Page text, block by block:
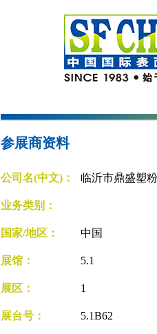
参展商资料
公司名(中文)： 临沂市鼎盛塑
业务类别：
国家/地区： 中国
展馆： 5.1
展区： 1
展台号： 5.1B62